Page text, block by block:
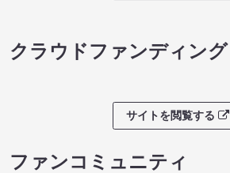
クラウドファンディング
サイトを閲覧する
ファンコミュニティ